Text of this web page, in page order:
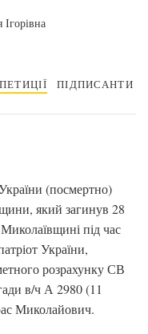
ПІДПИСАНТИ
(посмертно)
який загинув 28
під час
України,
розрахунку СВ
в/ч А 2980 (11
Миколайович.